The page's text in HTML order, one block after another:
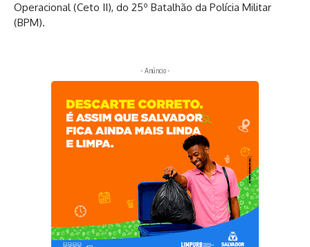
Operacional (Ceto II), do 25º Batalhão da Polícia Militar
(BPM).
- Anúncio -